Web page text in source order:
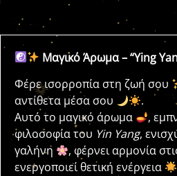
Μαγικό Άρωμα – “Ying
Φέρε ισορροπία στη ζωή σου
αντίθετα μέσα σου
.
Αυτό το μαγικό άρωμα
,
φιλοσοφία του Yin Yang,
γαλήνη
, φέρνει αρμονία
ενεργοποιεί θετική ενέργεια